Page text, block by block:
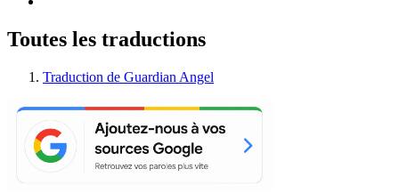
Toutes les traductions
Traduction de Guardian Angel